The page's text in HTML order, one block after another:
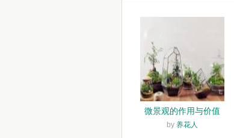
微景观的作用与价值
by 养花人